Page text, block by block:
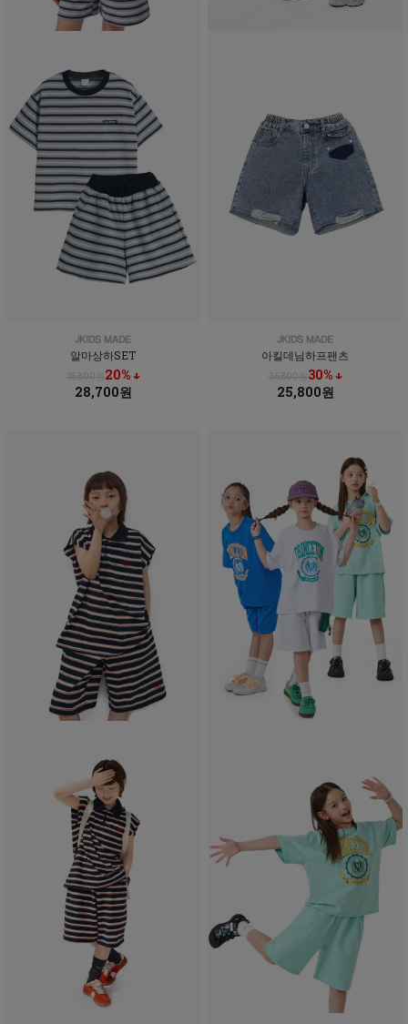
알마상하SET
35,800원20% ↓
28,700원
아킬데님하프팬츠
36,800원30% ↓
25,800원